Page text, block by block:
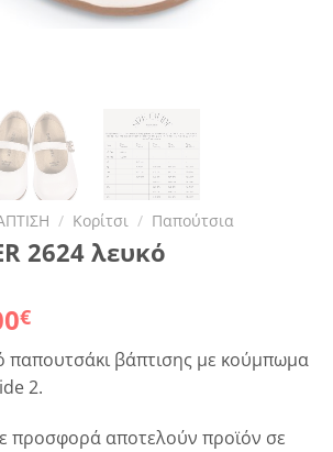
/ Κορίτσι / Παπούτσια
2624 λευκό
€Η
τρέχουσα
τιμή
είναι:
30.00€.
παπουτσάκι βάπτισης με κούμπωμα
2.
προσφορά αποτελούν προϊόν σε